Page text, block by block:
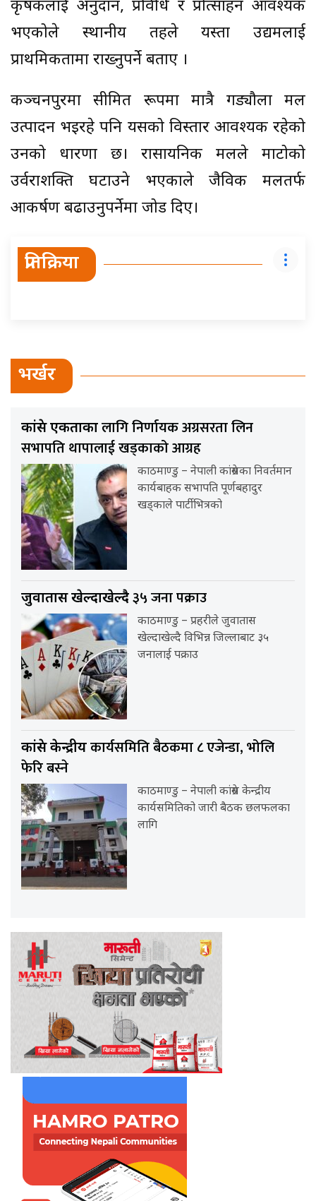
कृषकलाई अनुदान, प्रविधि र प्रोत्साहन आवश्यक
भएकोले स्थानीय तहले यस्ता उद्यमलाई
प्राथमिकतामा राख्नुपर्ने बताए ।
कञ्चनपुरमा सीमित रूपमा मात्रै गड्यौला मल
उत्पादन भइरहे पनि यसको विस्तार आवश्यक रहेको
उनको धारणा छ। रासायनिक मलले माटोको
उर्वराशक्ति घटाउने भएकाले जैविक मलतर्फ
आकर्षण बढाउनुपर्नेमा जोड दिए।
प्रतिक्रिया
भर्खर
कांग्रेस एकताकालागि निर्णायक अग्रसरता लिन
सभापति थापालाई खड्काको आग्रह
काठमाण्डु – नेपाली कांग्रेसका निवर्तमान
कार्यबाहक सभापति पूर्णबहादुर
खड्काले पार्टीभित्रको
जुवातास खेल्दाखेल्दै३५ जना पक्राउ
काठमाण्डु – प्रहरीले जुवातास
खेल्दाखेल्दै विभिन्न जिल्लाबाट ३५
जनालाई पक्राउ
कांग्रेस केन्द्रीयकार्यसमिति बैठकमा ८ एजेन्डा, भोलि
फेरि बस्ने
काठमाण्डु – नेपाली कांग्रेस केन्द्रीय
कार्यसमितिको जारी बैठक छलफलका
लागि